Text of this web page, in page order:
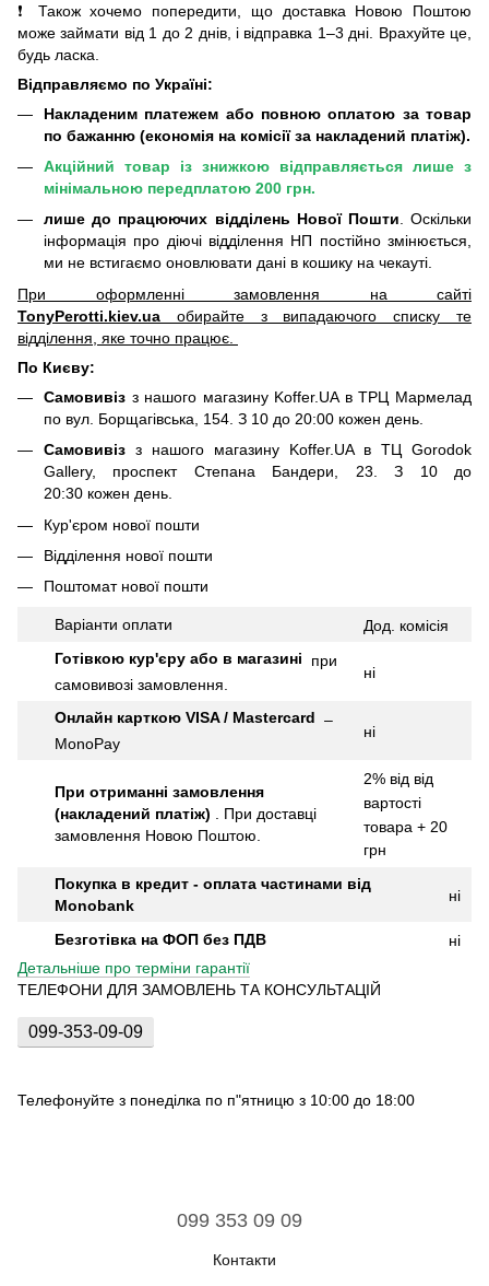
❗ Також хочемо попередити, що доставка Новою Поштою
може займати від 1 до 2 днів, і відправка 1–3 дні. Врахуйте це,
будь ласка.
Відправляємо по Україні:
Накладеним платежем або повною оплатою за товар
по бажанню (економія на комісії за накладений платіж).
Акційний товар із знижкою відправляється лише з
мінімальною передплатою 200 грн.
лише до працюючих відділень Нової Пошти. Оскільки
інформація про діючі відділення НП постійно змінюється,
ми не встигаємо оновлювати дані в кошику на чекауті.
При оформленні замовлення на сайті
TonyPerotti.kiev.ua обирайте з випадаючого списку те
відділення, яке точно працює.
По Києву:
Самовивіз з нашого магазину Koffer.UA в ТРЦ Мармелад
по вул. Борщагівська, 154. З 10 до 20:00 кожен день.
Самовивіз з нашого магазину Koffer.UA в ТЦ Gorodok
Gallery, проспект Степана Бандери, 23. З 10 до
20:30 кожен день.
Кур'єром нової пошти
Відділення нової пошти
Поштомат нової пошти
Варіанти оплати Дод. комісія
Готівкою кур'єру або в магазині при
самовивозі замовлення.
ні
Онлайн карткою VISA / Mastercard –
MonoPay
ні
При отриманні замовлення
(накладений платіж)
При доставці
замовлення Новою Поштою.
2% від від
вартості
товара + 20
грн
Покупка в кредит - оплата частинами від
Monobank
ні
Безготівка на ФОП без ПДВ
ні
Детальніше про терміни гарантії
ТЕЛЕФОНИ ДЛЯ ЗАМОВЛЕНЬ ТА КОНСУЛЬТАЦІЙ
099-353-09-09
Телефонуйте з понеділка по п"ятницю з 10:00 до 18:00
099 353 09 09
Контакти